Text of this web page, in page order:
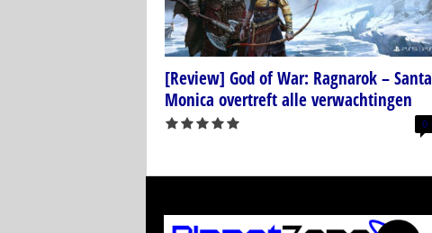
[Review] God of War: Ragnarok – Santa
Monica overtreft alle verwachtingen
0